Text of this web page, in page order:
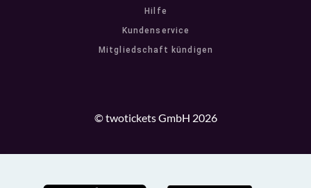
Hilfe
Kundenservice
Mitgliedschaft kündigen
© twotickets GmbH 2026